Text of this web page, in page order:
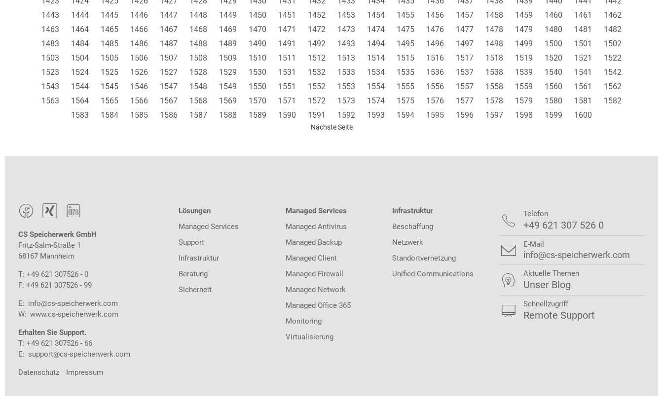
1443
1444 1445 1446 1447 1448 1449 1450 1451 1452 1453 1454 1455 1456 1457 1458 1459 1460 1461
1462
1463
1464 1465 1466 1467 1468 1469 1470 1471 1472 1473 1474 1475 1476 1477 1478 1479 1480 1481
1482
1483
1484 1485 1486 1487 1488 1489 1490 1491 1492 1493 1494 1495 1496 1497 1498 1499 1500 1501
1502
1503
1504 1505 1506 1507 1508 1509 1510 1511 1512 1513 1514 1515 1516 1517 1518 1519 1520 1521
1522
1523
1524 1525 1526 1527 1528 1529 1530 1531 1532 1533 1534 1535 1536 1537 1538 1539 1540 1541
1542
1543
1544 1545 1546 1547 1548 1549 1550 1551 1552 1553 1554 1555 1556 1557 1558 1559 1560 1561
1562
1563
1564 1565 1566 1567 1568 1569 1570 1571 1572 1573 1574 1575 1576 1577 1578 1579 1580 1581
1582
1583
1584 1585 1586 1587 1588 1589 1590 1591 1592 1593 1594 1595 1596 1597 1598 1599 1600
Nächste Seite
  
CS Speicherwerk GmbH
Fritz-Salm-Straße 1
68167 Mannheim
T: +49 621 307526 - 0
F: +49 621 307526 - 99
E: info@cs-speicherwerk.com
W: www.cs-speicherwerk.com
Erhalten Sie Support.
T: +49 621 307526 - 66
E: support@cs-speicherwerk.com
Datenschutz Impressum
Lösungen
Managed Services
Support
Infrastruktur
Beratung
Sicherheit
Managed Services
Managed Antivirus
Managed Backup
Managed Client
Managed Firewall
Managed Network
Managed Office 365
Monitoring
Virtualisierung
Infrastruktur
Beschaffung
Netzwerk
Standortvernetzung
Unified Communications
 Telefon
+49 621 307 526 0
 E-Mail
info@cs-speicherwerk.com
 Aktuelle Themen
Unser Blog
 Schnellzugriff
Remote Support